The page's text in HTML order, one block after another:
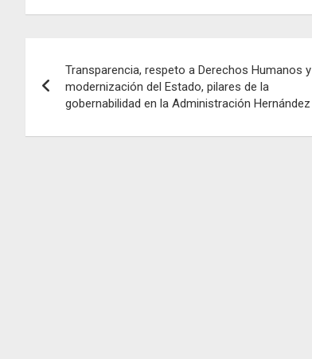
de
entradas
Transparencia, respeto a Derechos Humanos y
modernización del Estado, pilares de la
gobernabilidad en la Administración Hernández